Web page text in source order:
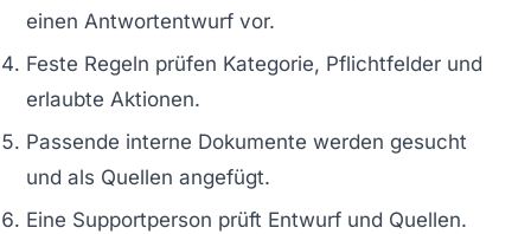
einen Antwortentwurf vor.
Feste Regeln prüfen Kategorie, Pflichtfelder und
erlaubte Aktionen.
Passende interne Dokumente werden gesucht
und als Quellen angefügt.
Eine Supportperson prüft Entwurf und Quellen.